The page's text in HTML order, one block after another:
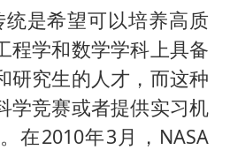
统是希望可以培养高质
程学和数学学科上具备
研究生的人才，而这种
学竞赛或者提供实习机
在2010年3月，NASA